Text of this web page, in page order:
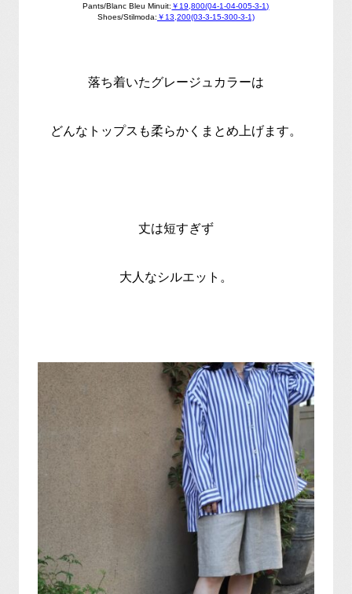
Pants/Blanc Bleu Minuit: ￥19,800(04-1-04-005-3-1)
Shoes/Stilmoda: ￥13,200(03-3-15-300-3-1)
落ち着いたグレージュカラーは
どんなトップスも柔らかくまとめ上げます。
丈は短すぎず
大人なシルエット。